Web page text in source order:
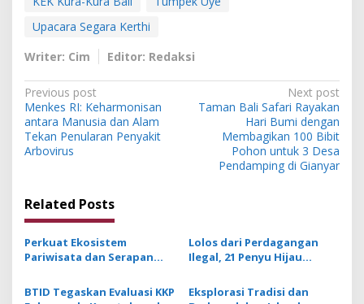
Upacara Segara Kerthi
Writer: Cim
Editor: Redaksi
P
o
s
t
a
v
i
Previous post
Menkes RI: Keharmonisan
antara Manusia dan Alam
Tekan Penularan Penyakit
Arbovirus
Next post
Taman Bali Safari Rayakan
Hari Bumi dengan
Membagikan 100 Bibit
Pohon untuk 3 Desa
Pendamping di Gianyar
Related Posts
Perkuat Ekosistem
Pariwisata dan Serapan
Grand Outlet Bali Resmi
Dibuka di KEK Kura Kura
Lolos dari Perdagangan
Ilegal, 21 Penyu Hijau
Kura Bali
BTID Tegaskan Evaluasi KKP
Eksplorasi Tradisi dan